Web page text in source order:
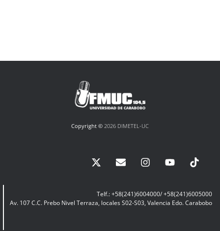
Copyright © 2026 DIMETEL-UC
Telf.: +58(241)6004000/ +58(241)6005000
Av. 107 C.C. Prebo Nivel Terraza, locales S02-S03, Valencia Edo. Carabobo